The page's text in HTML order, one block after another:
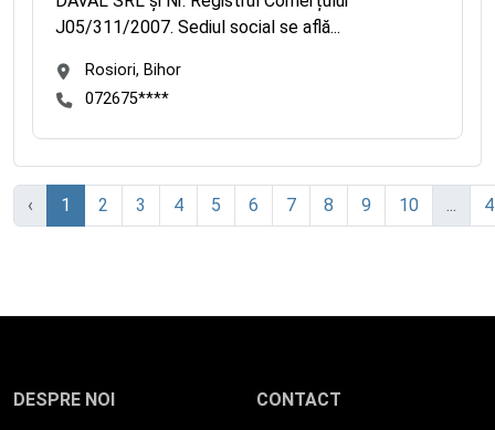
J05/311/2007. Sediul social se află...
Rosiori, Bihor
072675****
‹ 1 2 3 4 5 6 7 8 9 10 ...
DESPRE NOI CONTACT